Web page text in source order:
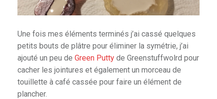
Une fois mes éléments terminés j’ai cassé quelques
petits bouts de plâtre pour éliminer la symétrie, j’ai
ajouté un peu de Green Puttyde Greenstuffwolrd pour
cacher les jointures et également un morceau de
touillette à café cassée pour faire un élément de
plancher.